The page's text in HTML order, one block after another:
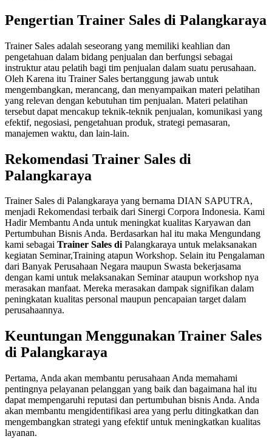
Pengertian Trainer Sales di Palangkaraya
Trainer Sales adalah seseorang yang memiliki keahlian dan
pengetahuan dalam bidang penjualan dan berfungsi sebagai
instruktur atau pelatih bagi tim penjualan dalam suatu perusahaan.
Oleh Karena itu Trainer Sales bertanggung jawab untuk
mengembangkan, merancang, dan menyampaikan materi pelatihan
yang relevan dengan kebutuhan tim penjualan. Materi pelatihan
tersebut dapat mencakup teknik-teknik penjualan, komunikasi yang
efektif, negosiasi, pengetahuan produk, strategi pemasaran,
manajemen waktu, dan lain-lain.
Rekomendasi Trainer Sales di
Palangkaraya
Trainer Sales di Palangkaraya yang bernama DIAN SAPUTRA,
menjadi Rekomendasi terbaik dari Sinergi Corpora Indonesia. Kami
Hadir Membantu Anda untuk meningkat kualitas Karyawan dan
Pertumbuhan Bisnis Anda. Berdasarkan hal itu maka Mengundang
kami sebagai Trainer Sales diPalangkaraya untuk melaksanakan
kegiatan Seminar,Training atapun Workshop. Selain itu Pengalaman
dari Banyak Perusahaan Negara maupun Swasta bekerjasama
dengan kami untuk melaksanakan Seminar ataupun workshop nya
merasakan manfaat. Mereka merasakan dampak signifikan dalam
peningkatan kualitas personal maupun pencapaian target dalam
perusahaannya.
Keuntungan Menggunakan Trainer Sales
di Palangkaraya
Pertama, Anda akan membantu perusahaan Anda memahami
pentingnya pelayanan pelanggan yang baik dan bagaimana hal itu
dapat mempengaruhi reputasi dan pertumbuhan bisnis Anda. Anda
akan membantu mengidentifikasi area yang perlu ditingkatkan dan
mengembangkan strategi yang efektif untuk meningkatkan kualitas
layanan.